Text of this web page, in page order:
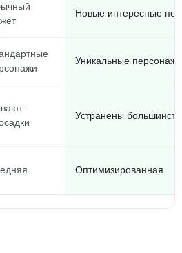
Новые интересные
Уникальные
Устранены
Оптимизированная